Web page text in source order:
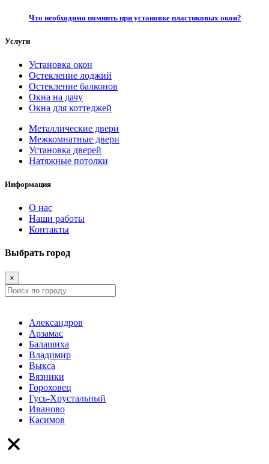
Что необходимо помнить при установке пластиковых окон?
Услуги
Установка окон
Остекление лоджий
Остекление балконов
Окна на дачу
Окна для коттеджей
Металлические двери
Межкомнатные двери
Установка дверей
Натяжные потолки
Информация
О нас
Наши работы
Контакты
Выбрать город
×
Александров
Арзамас
Балашиха
Владимир
Выкса
Вязники
Гороховец
Гусь-Хрустальный
Иваново
Касимов